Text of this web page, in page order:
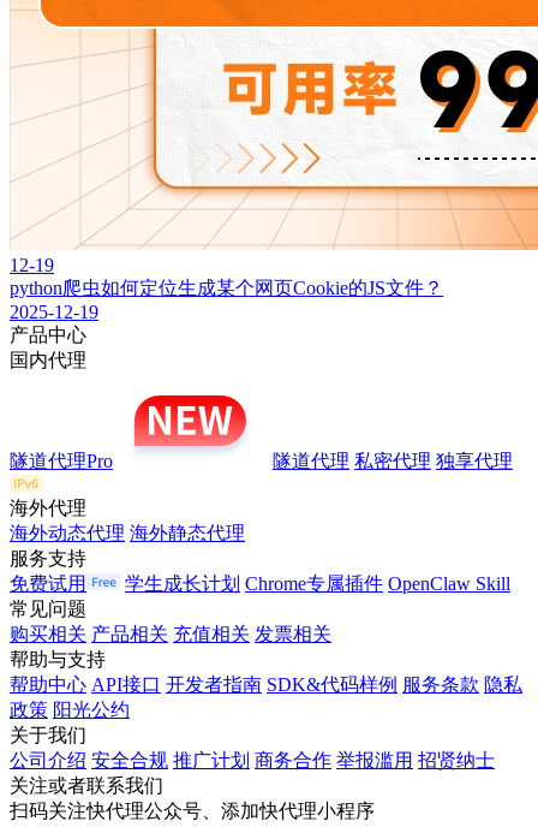
12-19
python爬虫如何定位生成某个网页Cookie的JS文件？
2025-12-19
产品中心
国内代理
隧道代理Pro 隧道代理 私密代理 独享代理
海外代理
海外动态代理 海外静态代理
服务支持
免费试用
学生成长计划 Chrome专属插件 OpenClaw Skill
常见问题
购买相关 产品相关 充值相关 发票相关
帮助与支持
帮助中心 API接口 开发者指南 SDK&代码样例 服务条款 隐私
政策 阳光公约
关于我们
公司介绍 安全合规 推广计划 商务合作 举报滥用 招贤纳士
关注或者联系我们
扫码关注快代理公众号、添加快代理小程序